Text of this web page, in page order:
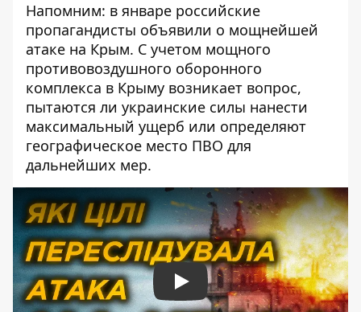
Напомним: в январе российские
пропагандисты объявили о мощнейшей
атаке на Крым. С учетом мощного
противовоздушного оборонного
комплекса в Крыму возникает вопрос,
пытаются ли украинские силы нанести
максимальный ущерб или определяют
географическое место ПВО для
дальнейших мер.
Play